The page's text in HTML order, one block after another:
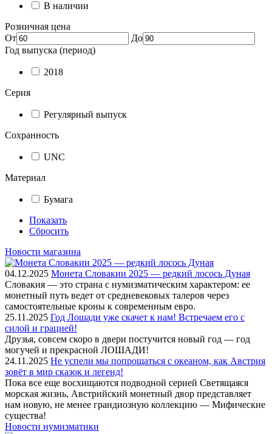
В наличии
Розничная цена
От
До
Год выпуска (период)
2018
Серия
Регулярный выпуск
Сохранность
UNC
Материал
Бумага
Показать
Сбросить
Новости магазина
04.12.2025 Монета Словакии 2025 — редкий лосось Дуная
Словакия — это страна с нумизматическим характером: ее
монетный путь ведет от средневековых талеров через
самостоятельные кроны к современным евро.
25.11.2025 Год Лошади уже скачет к нам! Встречаем его с
силой и грацией!
Друзья, совсем скоро в двери постучится новый год — год
могучей и прекрасной ЛОШАДИ!
24.11.2025 Не успели мы попрощаться с океаном, как Австрия
зовёт в мир сказок и легенд!
Пока все еще восхищаются подводной серией Светящаяся
морская жизнь, Австрийский монетный двор представляет
нам новую, не менее грандиозную коллекцию — Мифические
существа!
Новости нумизматики